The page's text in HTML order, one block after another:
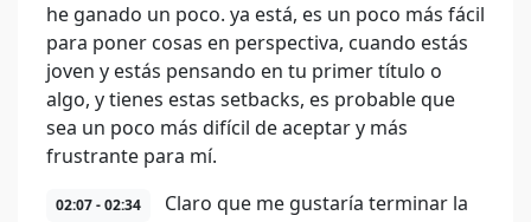
he ganado un poco. ya está, es un poco más fácil
para poner cosas en perspectiva, cuando estás
joven y estás pensando en tu primer título o
algo, y tienes estas setbacks, es probable que
sea un poco más difícil de aceptar y más
frustrante para mí.
02:07 - 02:34
Claro que me gustaría terminar la